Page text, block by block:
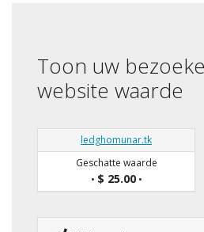
Toon uw
website waarde
ledghomunar.tk
Geschatte waarde
• $ 25.00•